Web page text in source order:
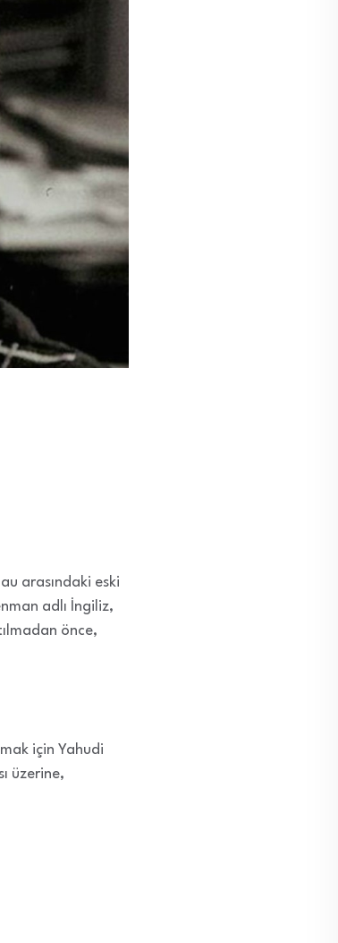
arasındaki eski
adlı İngiliz,
önce,
için Yahudi
üzerine,